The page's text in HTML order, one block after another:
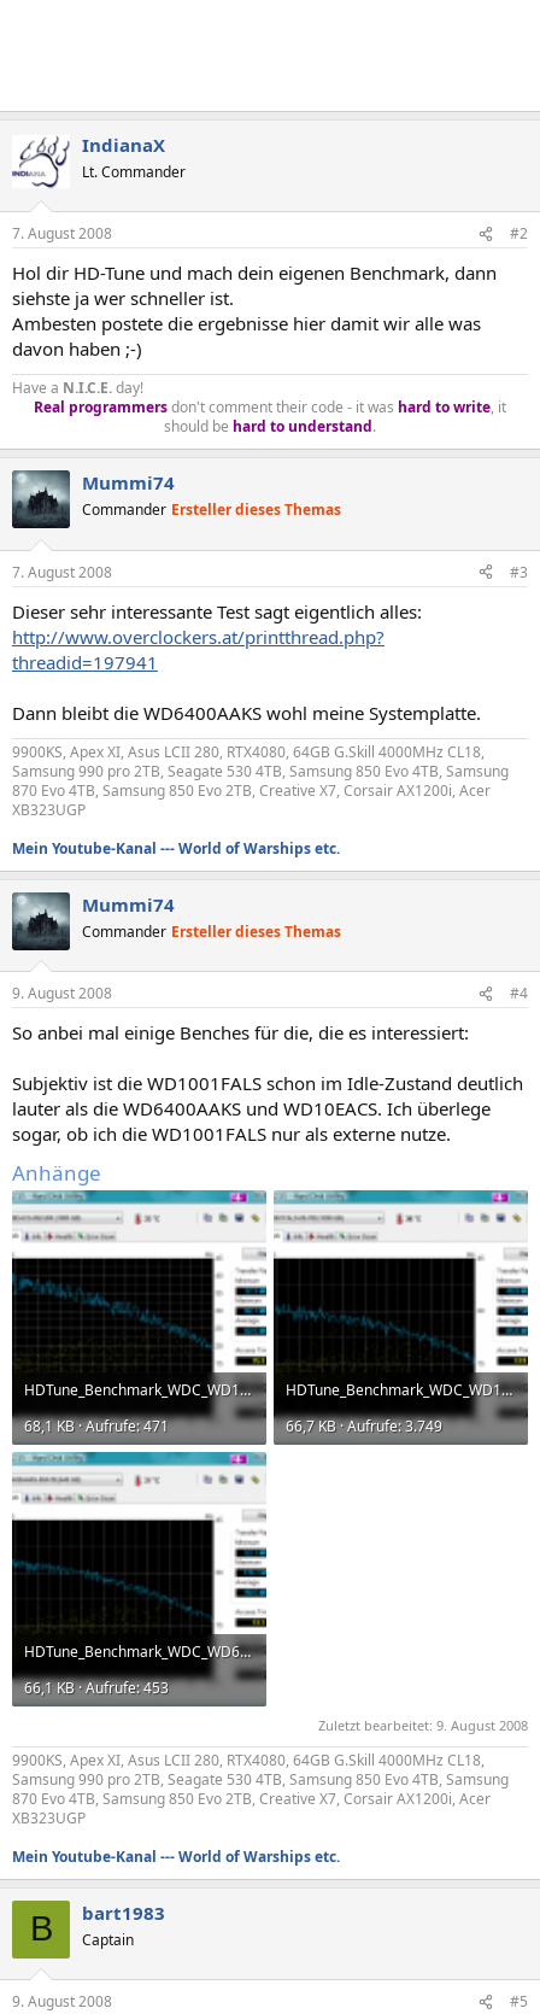
IndianaX
Lt. Commander
7. August 2008 #2
Hol dir HD-Tune und mach dein eigenen Benchmark, dann
siehste ja wer schneller ist.
Ambesten postete die ergebnisse hier damit wir alle was
davon haben ;-)
Have a N.I.C.E.day!
Real programmersdon't comment their code - it was hard to write, it
should be hard to understand.​
Mummi74
Commander Ersteller dieses Themas
7. August 2008 #3
Dieser sehr interessante Test sagt eigentlich alles:
http://www.overclockers.at/printthread.php?
threadid=197941
Dann bleibt die WD6400AAKS wohl meine Systemplatte.
9900KS, Apex XI, Asus LCII 280, RTX4080, 64GB G.Skill 4000MHz CL18,
Samsung 990 pro 2TB, Seagate 530 4TB, Samsung 850 Evo 4TB, Samsung
870 Evo 4TB, Samsung 850 Evo 2TB, Creative X7, Corsair AX1200i, Acer
XB323UGP
Mein Youtube-Kanal --- World of Warships etc.
Mummi74
Commander Ersteller dieses Themas
9. August 2008 #4
So anbei mal einige Benches für die, die es interessiert:
Subjektiv ist die WD1001FALS schon im Idle-Zustand deutlich
lauter als die WD6400AAKS und WD10EACS. Ich überlege
sogar, ob ich die WD1001FALS nur als externe nutze.
Anhänge
HDTune_Benchmark_WDC_WD10EACS-00ZJB0.png
68,1 KB · Aufrufe: 471
HDTune_Benchmark_WDC_WD1001FALS-00J7B.png
66,7 KB · Aufrufe: 3.749
HDTune_Benchmark_WDC_WD6400AAKS-00A7B.png
66,1 KB · Aufrufe: 453
Zuletzt bearbeitet: 9. August 2008
9900KS, Apex XI, Asus LCII 280, RTX4080, 64GB G.Skill 4000MHz CL18,
Samsung 990 pro 2TB, Seagate 530 4TB, Samsung 850 Evo 4TB, Samsung
870 Evo 4TB, Samsung 850 Evo 2TB, Creative X7, Corsair AX1200i, Acer
XB323UGP
Mein Youtube-Kanal --- World of Warships etc.
B bart1983
Captain
9. August 2008 #5